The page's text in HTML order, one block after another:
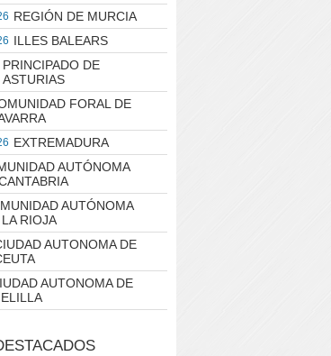
REGIÓN DE MURCIA
ILLES BALEARS
PRINCIPADO DE
ASTURIAS
FORAL DE
EXTREMADURA
AUTÓNOMA
AUTÓNOMA
RIOJA
AUTONOMA DE
AUTONOMA DE